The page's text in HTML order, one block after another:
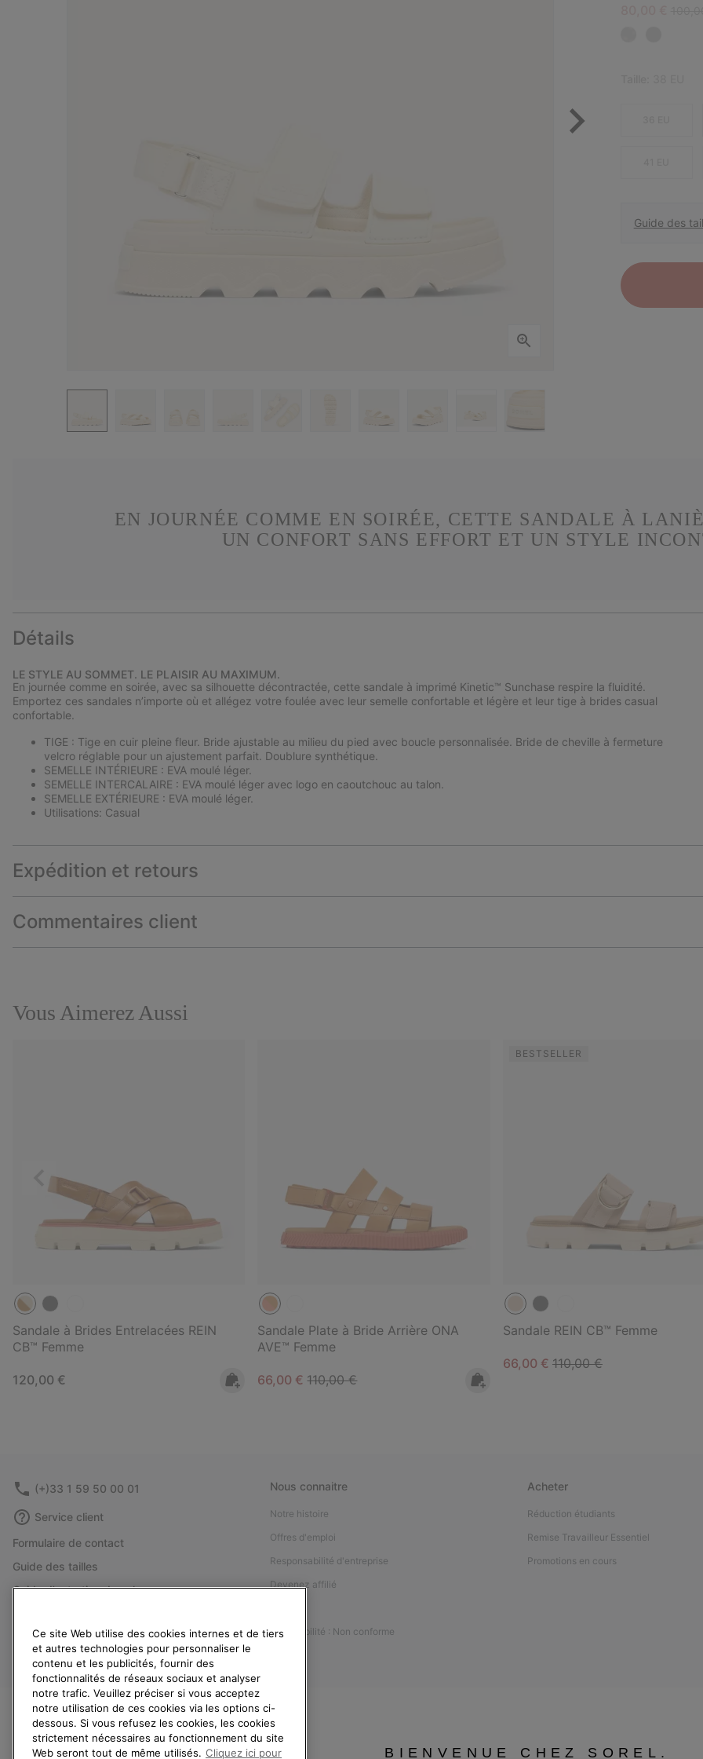
Guide des
EN JOURNÉE COMME EN SOIRÉE, CETTE SANDALE À
UN CONFORT SANS EFFORT ET UN STYLE
Détails
LE STYLE AU SOMMET. LE PLAISIR AU MAXIMUM.
En journée comme en soirée, avec sa silhouette décontractée, cette sandale à imprimé Kinetic™ Sunchase respire la fluidité.
Emportez ces sandales n’importe où et allégez votre foulée avec leur semelle confortable et légère et leur tige à brides casual
confortable.
TIGE : Tige en cuir pleine fleur. Bride ajustable au milieu du pied avec boucle personnalisée. Bride de cheville à fermeture
velcro réglable pour un ajustement parfait. Doublure synthétique.
SEMELLE INTÉRIEURE : EVA moulé léger.
SEMELLE INTERCALAIRE : EVA moulé léger avec logo en caoutchouc au talon.
SEMELLE EXTÉRIEURE : EVA moulé léger.
Utilisations: Casual
Expédition et retours
Commentaires client
Vous Aimerez Aussi
Sandale à Brides Entrelacées REIN
CB™ Femme
Regular price:
120,00 €
Sandale Plate à Bride Arrière ONA
AVE™ Femme
Sale price:
66,00 €Regular price:
110,00 €
BESTSELLER
Sandale REIN CB™ Femme
Sale price:
66,00 € Regular price:
110,00 €
(+)33 1 59 50 00 01
Service client
Formulaire de contact
Guide des tailles
Guide d'entretien des chaussures
Rétractation
Statut de la commande
Livraison
Paiement
Questions fréquentes
Nous connaitre
Notre histoire
Offres d'emploi
Responsabilité d'entreprise
Devenez affilié
Accessibilité : Non conforme
Acheter
Réduction étudiants
Remise Travailleur Essentiel
Promotions en cours
BIENVENUE CHEZ SOREL.
Ce site Web utilise des cookies internes et de tiers
et autres technologies pour personnaliser le
contenu et les publicités, fournir des
fonctionnalités de réseaux sociaux et analyser
notre trafic. Veuillez préciser si vous acceptez
notre utilisation de ces cookies via les options ci-
dessous. Si vous refusez les cookies, les cookies
strictement nécessaires au fonctionnement du site
Web seront tout de même utilisés. Cliquez ici pour